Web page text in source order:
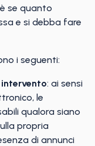
se quanto
e si debba fare
i seguenti:
intervento: ai sensi
le
qualora siano
propria
di annunci